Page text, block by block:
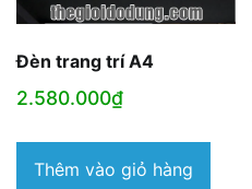
Đèn trang trí A4
2.580.000₫
Thêm vào giỏ hàng